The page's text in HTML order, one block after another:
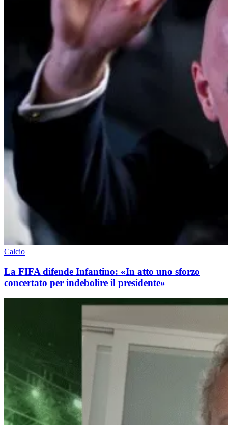
Calcio
La FIFA difende Infantino: «In atto uno sforzo
concertato per indebolire il presidente»